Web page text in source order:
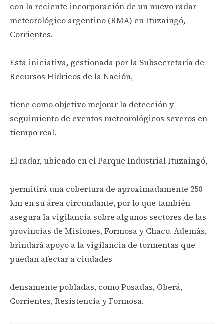
con la reciente incorporación de un nuevo radar
meteorológico argentino (RMA) en Ituzaingó,
Corrientes.
Esta iniciativa, gestionada por la Subsecretaría de
Recursos Hídricos de la Nación,
tiene como objetivo mejorar la detección y
seguimiento de eventos meteorológicos severos en
tiempo real.
El radar, ubicado en el Parque Industrial Ituzaingó,
permitirá una cobertura de aproximadamente 250
km en su área circundante, por lo que también
asegura la vigilancia sobre algunos sectores de las
provincias de Misiones, Formosa y Chaco. Además,
brindará apoyo a la vigilancia de tormentas que
puedan afectar a ciudades
densamente pobladas, como Posadas, Oberá,
Corrientes, Resistencia y Formosa.